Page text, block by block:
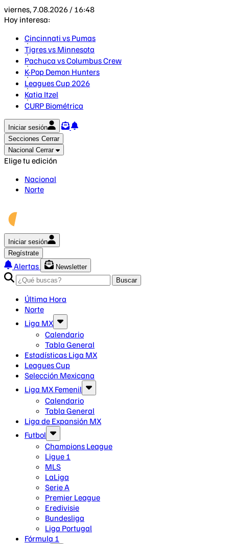
viernes, 7.08.2026 / 16:48
Hoy interesa:
Cincinnati vs Pumas
Tigres vs Minnesota
Pachuca vs Columbus Crew
K-Pop Demon Hunters
Leagues Cup 2026
Katia Itzel
CURP Biométrica
Iniciar sesión
Secciones Cerrar
Nacional Cerrar
Elige tu edición
Nacional
Norte
Iniciar sesión
Regístrate
Alertas
Newsletter
Buscar
Última Hora
Norte
Liga MX
Calendario
Tabla General
Estadísticas Liga MX
Leagues Cup
Selección Mexicana
Liga MX Femenil
Calendario
Tabla General
Liga de Expansión MX
Futbol
Champions League
Ligue 1
MLS
LaLiga
Serie A
Premier League
Eredivisie
Bundesliga
Liga Portugal
Fórmula 1